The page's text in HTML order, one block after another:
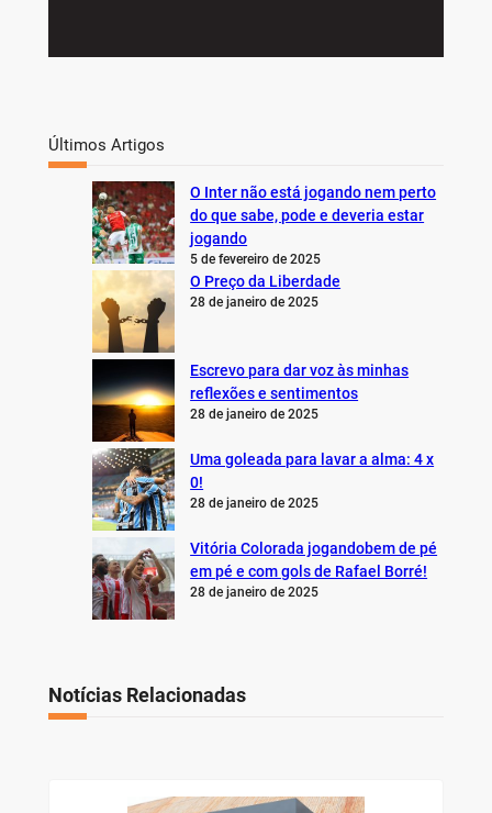
Últimos Artigos
O Inter não está jogando nem perto
do que sabe, pode e deveria estar
jogando
5 de fevereiro de 2025
O Preço da Liberdade
28 de janeiro de 2025
Escrevo para dar voz às minhas
reflexões e sentimentos
28 de janeiro de 2025
Uma goleada para lavar a alma: 4 x
0!
28 de janeiro de 2025
Vitória Colorada jogandobem de pé
em pé e com gols de Rafael Borré!
28 de janeiro de 2025
Notícias Relacionadas